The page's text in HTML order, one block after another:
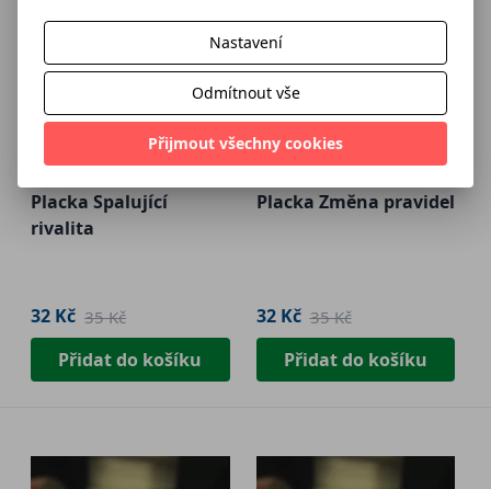
Placka Spalující
rivalita
32 Kč 35 Kč
Přidat do košíku
- 10 %
Novinka
Placka Změna pravidel
32 Kč 35 Kč
Přidat do košíku
Nastavení
Odmítnout vše
Přijmout všechny cookies